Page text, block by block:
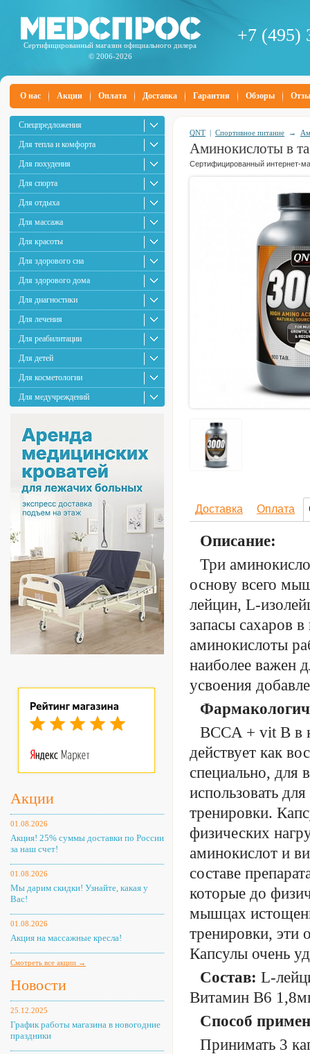
Сертифицированный магазин официального дилера
© 2006-2026
+7 (495)
О нас Акции Оплата Доставка Гарантия Обзоры
Спецпредложения
Для тепла и комфорта
Для похудения
Для спорта
Для отдыха
Для массажа
Для красоты
Для здорового сна
Для здорового дома
Для диагностики
Для лечения
Для реабилитации
Для детей
Для косметологии
Для медучреждений
Акции
01.08.2026
Акция! 25% суммы доставки по России
за наш счет!
01.08.2026
Мы дарим скидки! Узнайте, какая у
Вас!
01.08.2026
Акция на массажные кресла!
Смотреть все акции →
Новости
25.12.2025
График работы магазина в новогодние
праздники
QNT | Спортивное питание →
Аминокислоты в
Сертифицированный интернет-
Доставка Оплата
Описание:
Три
основу всего
лейцин, L-
запасы сахаров
аминокислоты
наиболее важен
усвоения
BCCA + vit B в
действует как
специально, для
использовать
тренировки.
физических
аминокислот и
составе
которые до
мышцах
тренировки, эти
Капсулы очень
Состав: L-
Витамин B6
Способ
Принимать 3